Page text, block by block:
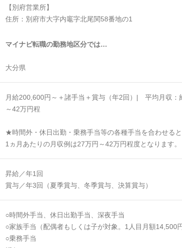
【別府営業所】
住所：別府市大字内竈字北尾関58番地の1
マイナビ転職の勤務地区分では…
大分県
月給200,600円～＋諸手当＋賞与（年2回）| 平均月収：
～42万円程
★時間外・休日出勤・乗務手当等の各種手当を合わせると
1ヵ月あたりの月収例は27万円～42万円程度となります。
昇給／年1回
賞与／年3回（夏季賞与、冬季賞与、決算賞与）
○時間外手当、休日出勤手当、深夜手当
○家族手当（配偶者もしくは子が対象。1人目月額14,500円
○乗務手当